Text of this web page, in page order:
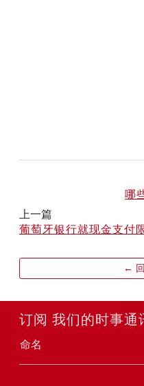
哪
上一篇
葡萄牙银行就现金支付
←
订阅 我们的时事通
命名